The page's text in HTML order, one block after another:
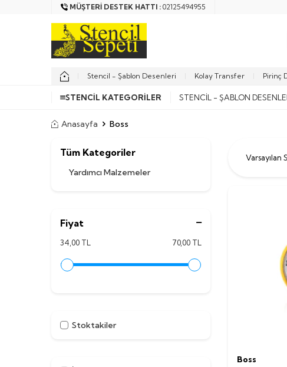
MÜŞTERI DESTEK HATTI : 02125494955
Stencil - Şablon Desenleri Kolay Transfer Pirinç
STENCIL KATEGORILER STENCIL - ŞABLON
Anasayfa Boss
Tüm Kategoriler
Yardımcı Malzemeler
Fiyat
34,00 TL 70,00 TL
Stoktakiler
Boss